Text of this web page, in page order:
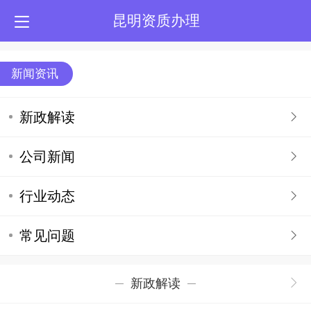
昆明资质办理
新闻资讯
新政解读
公司新闻
行业动态
常见问题
新政解读